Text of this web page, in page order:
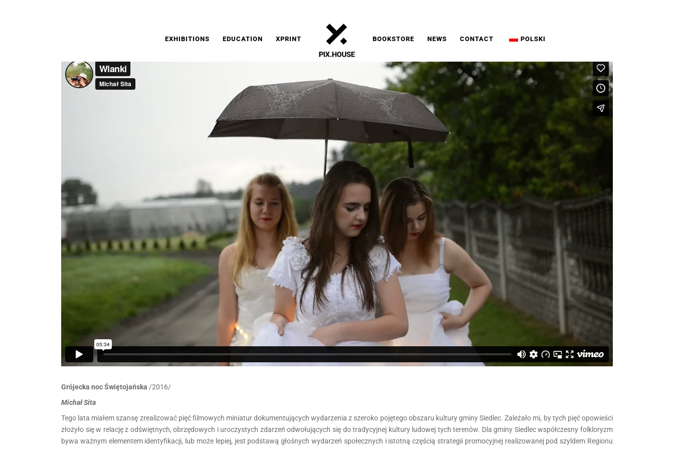
EXHIBITIONS EDUCATION XPRINT BOOKSTORE NEWS CONTACT POLSKI
GRÓJECKA NOC ŚWIĘTOJAŃSKA | MICHAŁ SITA
Grójecka noc Świętojańska /2016/
Michał Sita
Tego lata miałem szansę zrealizować pięć filmowych miniatur dokumentujących wydarzenia z szeroko pojętego obszaru kultury gminy Siedlec. Zależało mi, by tych pięć opowieści
złożyło się w relację z odświętnych, obrzędowych i uroczystych zdarzeń odwołujących się do tradycyjnej kultury ludowej tych terenów. Dla gminy Siedlec współczesny folkloryzm
bywa ważnym elementem identyfikacji, lub może lepiej, jest podstawą głośnych wydarzeń społecznych i istotną częścią strategii promocyjnej realizowanej pod szyldem Regionu